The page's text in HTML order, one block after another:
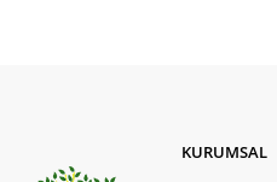
KURUMSAL